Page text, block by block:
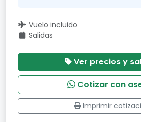
Vuelo incluido
Salidas
Ver precios y
Cotizar con
Imprimir